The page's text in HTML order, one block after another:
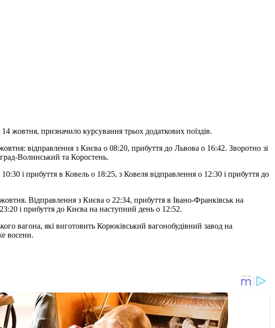
жовтня, призначило курсування трьох додаткових поїздів.
відправлення з Києва о 08:20, прибуття до Львова о 16:42. Зворотно зі
Волинський та Коростень.
і прибуття в Ковель о 18:25, з Ковеля відправлення о 12:30 і прибуття до
Відправлення з Києва о 22:34, прибуття в Івано-Франківськ на
і прибуття до Києва на наступний день о 12:52.
вагона, які виготовить Корюківський вагонобудівний завод на
восени.